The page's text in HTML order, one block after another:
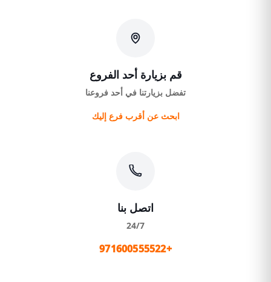
قم بزيارة أحد الفروع
تفضل بزيارتنا في أحد فروعنا
ابحث عن أقرب فرع إليك
اتصل بنا
24/7
+971600555522